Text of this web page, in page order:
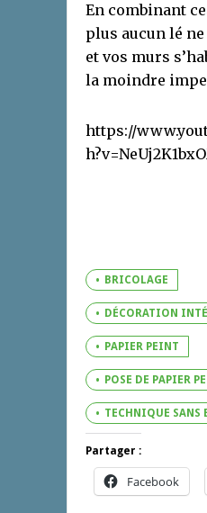
En combinant
plus aucun lé
et vos murs
la moindre
https://
BRICOLAGE
DÉCORATION
PAPIER PEINT
POSE DE PAPIER
TECHNIQUE SANS
Partager :
Facebook